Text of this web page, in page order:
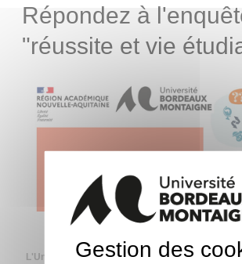
Répondez à
"réussite et vie
Mis à jour
L'Université Bordeaux Montaigne organise
Gestion des